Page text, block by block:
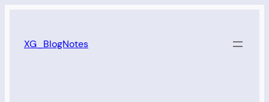
contenu
XG_BlogNotes